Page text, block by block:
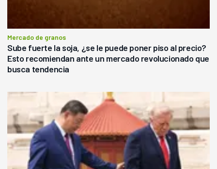
Mercado de granos
Sube fuerte la soja, ¿se le puede poner piso al precio?
Esto recomiendan ante un mercado revolucionado que
busca tendencia